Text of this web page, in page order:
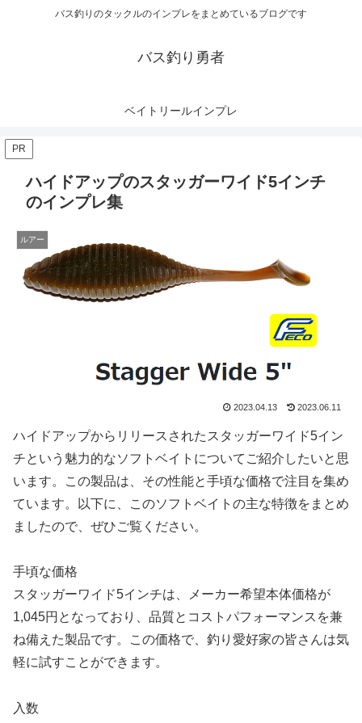
バス釣りのタックルのインプレをまとめているブログです
バス釣り勇者
ベイトリールインプレ
PR
ハイドアップのスタッガーワイド5インチ
のインプレ集
ルアー
2023.04.13 2023.06.11
ハイドアップからリリースされたスタッガーワイド5イン
チという魅力的なソフトベイトについてご紹介したいと思
います。この製品は、その性能と手頃な価格で注目を集め
ています。以下に、このソフトベイトの主な特徴をまとめ
ましたので、ぜひご覧ください。
手頃な価格
スタッガーワイド5インチは、メーカー希望本体価格が
1,045円となっており、品質とコストパフォーマンスを兼
ね備えた製品です。この価格で、釣り愛好家の皆さんは気
軽に試すことができます。
入数